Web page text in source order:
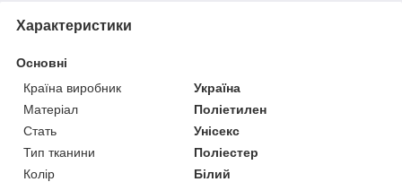
Характеристики
Основні
Країна виробник
Україна
Матеріал
Поліетилен
Стать
Унісекс
Тип тканини
Поліестер
Колір
Білий